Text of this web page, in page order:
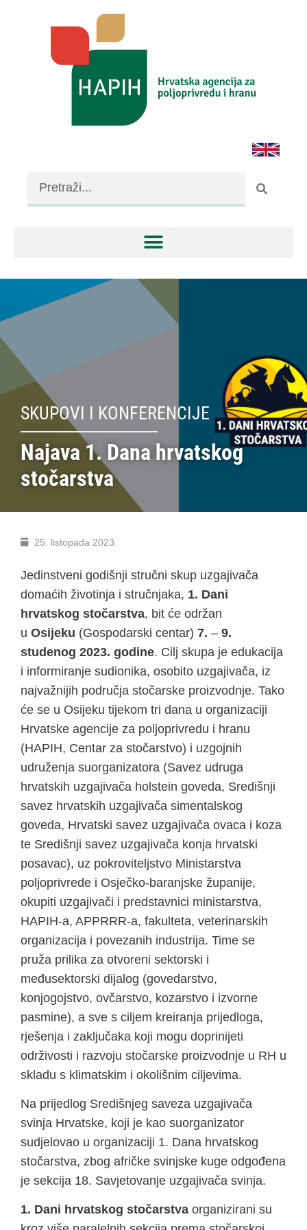
SKUPOVI I KONFERENCIJE
Najava 1. Dana hrvatskog
stočarstva
25. listopada 2023.
Jedinstveni godišnji stručni skup uzgajivača
domaćih životinja i stručnjaka, 1. Dani
hrvatskog stočarstva, bit će održan
u Osijeku (Gospodarski centar) 7. – 9.
studenog 2023. godine. Cilj skupa je edukacija
i informiranje sudionika, osobito uzgajivača, iz
najvažnijih područja stočarske proizvodnje. Tako
će se u Osijeku tijekom tri dana u organizaciji
Hrvatske agencije za poljoprivredu i hranu
(HAPIH, Centar za stočarstvo) i uzgojnih
udruženja suorganizatora (Savez udruga
hrvatskih uzgajivača holstein goveda, Središnji
savez hrvatskih uzgajivača simentalskog
goveda, Hrvatski savez uzgajivača ovaca i koza
te Središnji savez uzgajivača konja hrvatski
posavac), uz pokroviteljstvo Ministarstva
poljoprivrede i Osječko-baranjske županije,
okupiti uzgajivači i predstavnici ministarstva,
HAPIH-a, APPRRR-a, fakulteta, veterinarskih
organizacija i povezanih industrija. Time se
pruža prilika za otvoreni sektorski i
međusektorski dijalog (govedarstvo,
konjogojstvo, ovčarstvo, kozarstvo i izvorne
pasmine), a sve s ciljem kreiranja prijedloga,
rješenja i zaključaka koji mogu doprinijeti
održivosti i razvoju stočarske proizvodnje u RH u
skladu s klimatskim i okolišnim ciljevima.
Na prijedlog Središnjeg saveza uzgajivača
svinja Hrvatske, koji je kao suorganizator
sudjelovao u organizaciji 1. Dana hrvatskog
stočarstva, zbog afričke svinjske kuge odgođena
je sekcija 18. Savjetovanje uzgajivača svinja.
1. Dani hrvatskog stočarstva organizirani su